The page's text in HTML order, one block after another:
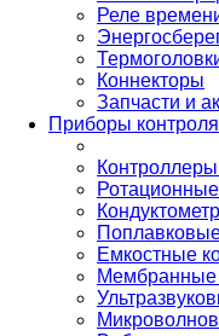
Реле
Коннекторы
Запчасти и
Приборы
Емкостные
Мембранные